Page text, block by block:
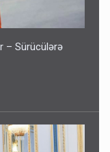
– Sürücülərə